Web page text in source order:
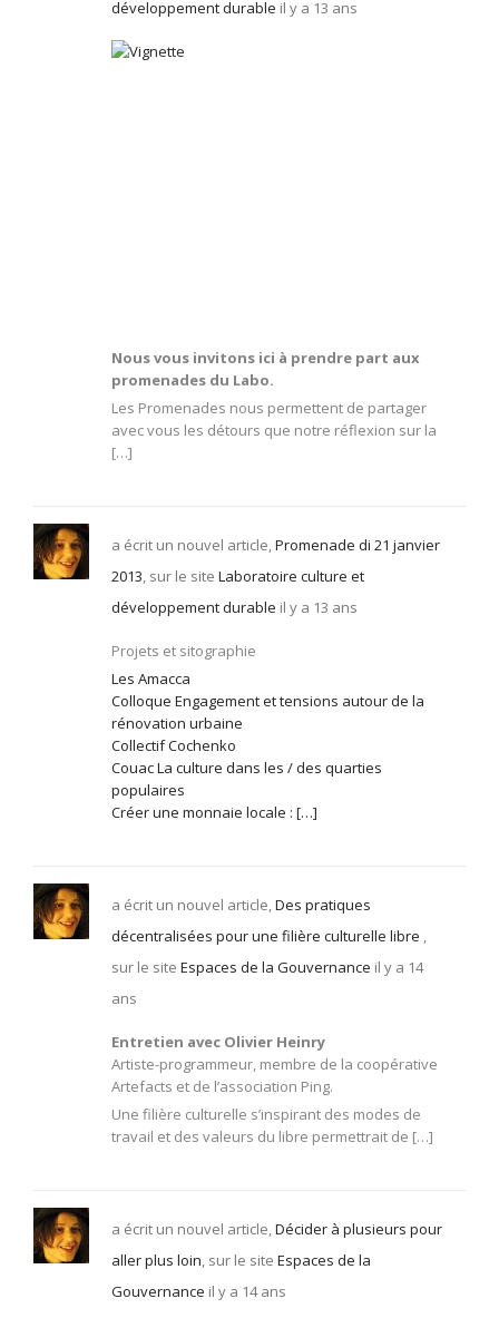
développement durable il y a 13 ans
Nous vous invitons ici à prendre part aux
promenades du Labo.
Les Promenades nous permettent de partager
avec vous les détours que notre réflexion sur la
[…]
a écrit un nouvel article,Promenade di 21 janvier
2013, sur le site Laboratoire culture et
développement durable il y a 13 ans
Projets et sitographie
Les Amacca
Colloque Engagement et tensions autour de la
rénovation urbaine
Collectif Cochenko
Couac La culture dans les / des quarties
populaires
Créer une monnaie locale : […]
a écrit un nouvel article,Des pratiques
décentralisées pour une filière culturelle libre ,
sur le site Espaces de la Gouvernance il y a 14
ans
Entretien avec Olivier Heinry
Artiste-programmeur, membre de la coopérative
Artefacts et de l’association Ping.
Une filière culturelle s’inspirant des modes de
travail et des valeurs du libre permettrait de […]
a écrit un nouvel article,Décider à plusieurs pour
aller plus loin, sur le site Espaces de la
Gouvernance il y a 14 ans